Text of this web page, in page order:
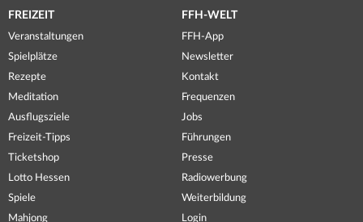
FREIZEIT
Veranstaltungen
Spielplätze
Rezepte
Meditation
Ausflugsziele
Freizeit-Tipps
Ticketshop
Lotto Hessen
Spiele
Mahjong
FFH-WELT
FFH-App
Newsletter
Kontakt
Frequenzen
Jobs
Führungen
Presse
Radiowerbung
Weiterbildung
Login